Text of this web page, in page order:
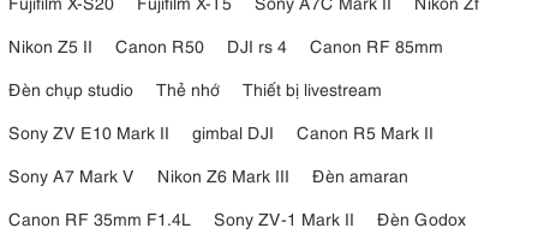
Nikon Z5 II
Canon R50 DJI rs 4
Canon RF 85mm
Đèn chụp studio
Thẻ nhớ
Thiết bị livestream
Sony ZV E10 Mark II
gimbal DJI
Canon R5 Mark II
Sony A7 Mark V
Nikon Z6 Mark III
Đèn amaran
Canon RF 35mm F1.4L
Sony ZV-1 Mark II
Đèn Godox